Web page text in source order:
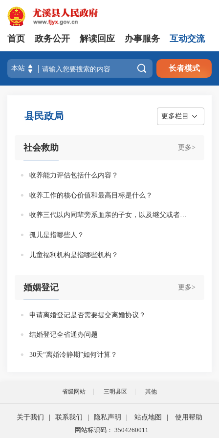
首页 政务公开 解读回应 办事服务 互动交流
 长者模式
县民政局 更多栏目
更多>
社会救助
收养能力评估包括什么内容？
收养工作的核心价值和最高目标是什么？
收养三代以内同辈旁系血亲的子女，以及继父或者继母收养继子女的，在哪里办理收养登记？
孤儿是指哪些人？
儿童福利机构是指哪些机构？
更多>
婚姻登记
申请离婚登记是否需要提交离婚协议？
结婚登记全省通办问题
30天“离婚冷静期”如何计算？
省级网站 三明县区 其他
关于我们 联系我们 隐私声明 站点地图
使用帮助
网站标识码： 3504260011